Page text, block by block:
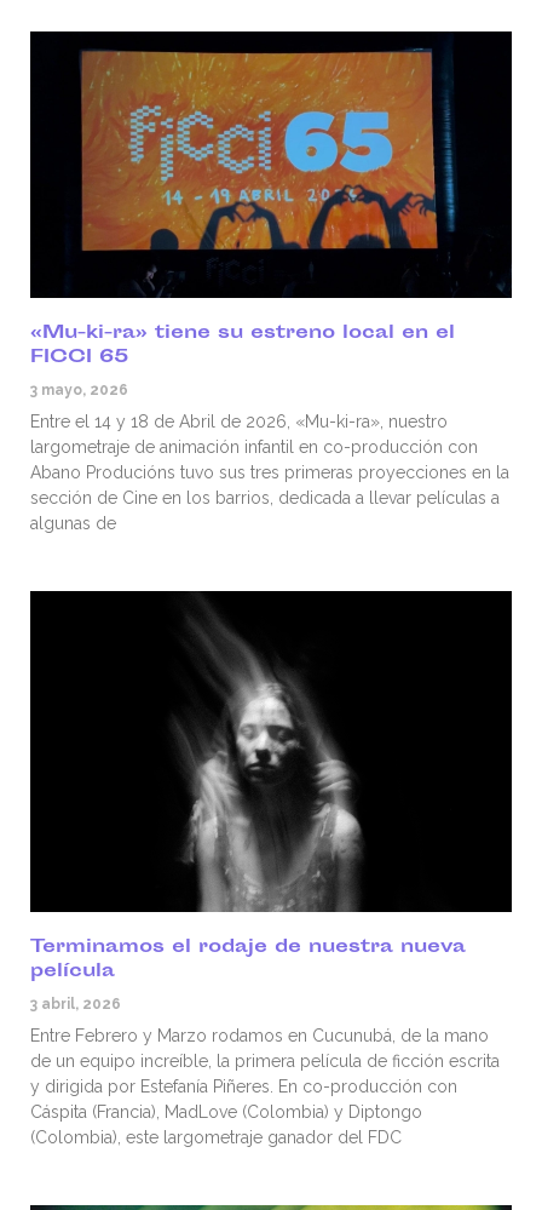
«Mu-ki-ra» tiene su estreno local en el
FICCI 65
3 mayo, 2026
Entre el 14 y 18 de Abril de 2026, «Mu-ki-ra», nuestro
largometraje de animación infantil en co-producción con
Abano Producións tuvo sus tres primeras proyecciones en la
sección de Cine en los barrios, dedicada a llevar películas a
algunas de
Terminamos el rodaje de nuestra nueva
película
3 abril, 2026
Entre Febrero y Marzo rodamos en Cucunubá, de la mano
de un equipo increíble, la primera película de ficción escrita
y dirigida por Estefanía Piñeres. En co-producción con
Cáspita (Francia), MadLove (Colombia) y Diptongo
(Colombia), este largometraje ganador del FDC